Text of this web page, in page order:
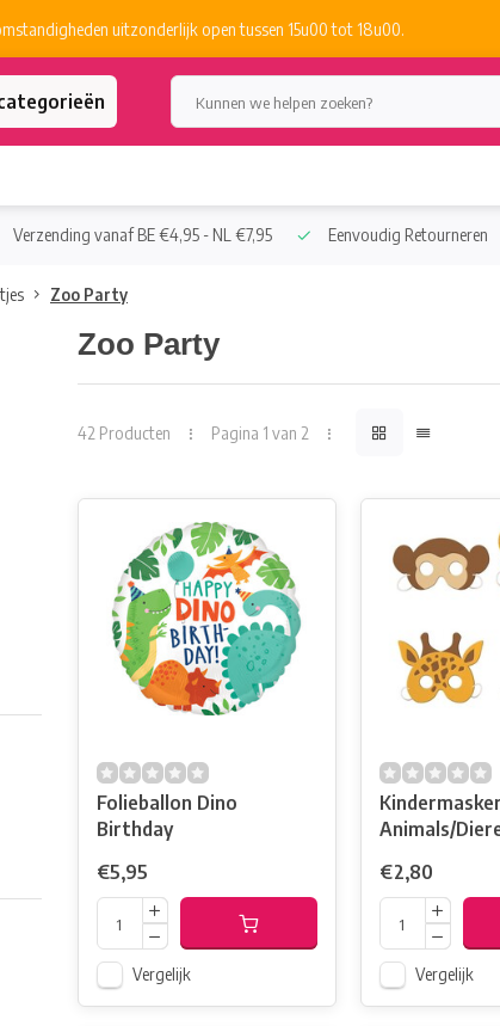
uitzonderlijk open tussen 15u00 tot 18u00.
Verzending vanaf BE €4,95 - NL €7,95 Eenvoudig Retourneren
Zoo Party
Zoo Party
42 Producten Pagina 1 van 2
Folieballon Dino
Birthday
€5,95
Vergelijk
Animals/
€2,80
Vergelijk